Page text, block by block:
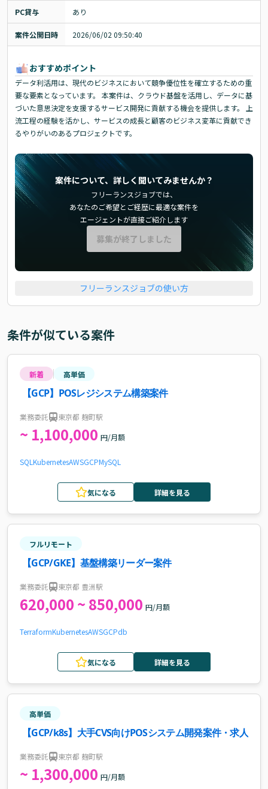
PC貸与 あり
案件公開日時 2026/06/02 09:50:40
おすすめポイント
データ利活用は、現代のビジネスにおいて競争優位性を確立するための重
要な要素となっています。 本案件は、クラウド基盤を活用し、データに基
づいた意思決定を支援するサービス開発に貢献する機会を提供します。 上
流工程の経験を活かし、サービスの成長と顧客のビジネス変革に貢献でき
るやりがいのあるプロジェクトです。
案件について、詳しく聞いてみませんか？
フリーランスジョブでは、
あなたのご希望とご経歴に最適な案件を
エージェントが直接ご紹介します
募集が終了しました
フリーランスジョブの使い方
条件が似ている案件
新着 高単価
【GCP】POSレジシステム構築案件
業務委託 東京都 麹町駅
~ 1,100,000 円/月額
SQL KubernetesAWSGCPMySQL
気になる 詳細を見る
フルリモート
【GCP/GKE】基盤構築リーダー案件
業務委託 東京都 豊洲駅
620,000 ~ 850,000 円/月額
TerraformKubernetesAWSGCPdb
気になる 詳細を見る
高単価
【GCP/k8s】大手CVS向けPOSシステム開発案件・求人
業務委託 東京都 麹町駅
~ 1,300,000 円/月額